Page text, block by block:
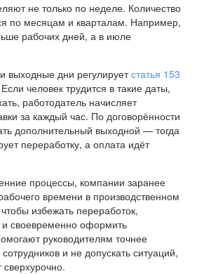
не только по неделе. Количество
по месяцам и кварталам. Например,
рабочих дней, а в июле
выходные дни регулируетстатья 153
человек трудится в такие даты,
работодатель начисляет
за каждый час. По договорённости
дополнительный выходной — тогда
переработку, а оплата идёт
процессы, компании заранее
времени в производственном
избежать переработок,
и своевременно оформить
руководителям точнее
и не допускать ситуаций,
сверхурочно.